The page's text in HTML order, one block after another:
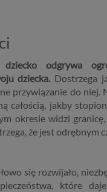
odgrywa
dziecka. Dostrzega
przywiązanie do niej.
całością, jakby
okresie widzi
że jest odrębnym
się rozwijało,
które